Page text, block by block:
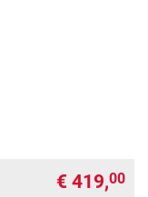
€ 419,00